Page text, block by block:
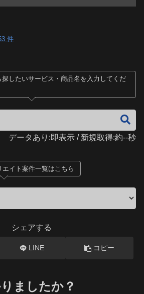
件
したいサービス・商品名を入力してくだ
データあり:即表示 / 新規取得:約--秒
イト案件一覧はこちら
シェアする
LINE コピー
ましたか？